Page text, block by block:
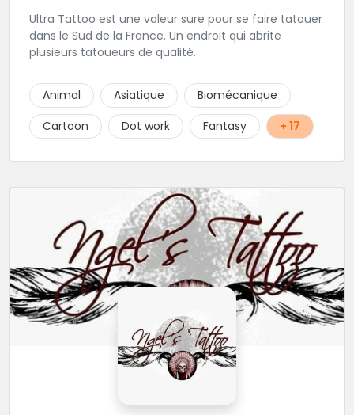
Ultra Tattoo est une valeur sure pour se faire tatouer
dans le Sud de la France. Un endroit qui abrite
plusieurs tatoueurs de qualité.
Animal Asiatique
Biomécanique
Cartoon
Dot work Fantasy + 17